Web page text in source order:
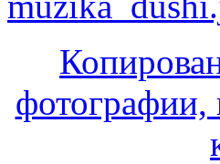
фотографии,